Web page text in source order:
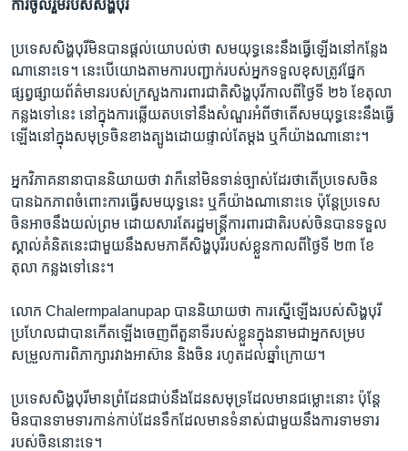
ការ​ចូលរួម​របស់​សិង្ហបុរី
ប្រទេស​សិង្ហបុរី​មិន​បាន​ផ្តល់​យោបល់​ថា សមយុទ្ធ​នេះ​នឹង​ធ្វើ​ឡើង​នៅ​កន្លែង​
ណា​នោះ​ទេ។ នេះ​បើ​យោង​តាម​ការ​បញ្ជាក់​របស់​អ្នក​ទទួល​ខុស​ត្រូវ​ផ្នែក​
ផ្សព្វផ្សាយ​ព័ត៌មាន​របស់​ក្រសួង​ការពារ​ជាតិ​សិង្ហបុរី​កាល​ពី​ថ្ងៃទី ២៦ ខែតុលា
កន្លង​ទៅ​នេះ នៅ​ក្នុង​ការ​ឆ្លើយតប​ទៅ​នឹង​សំណួរ​អំពី​ថា​តើ​សមយុទ្ធ​នេះ​នឹង​ធ្វើ​
ឡើង​នៅ​ក្នុង​សមុទ្រ​ចិន​ខាង​ត្បូង​ដោយ​ផ្ទាល់​តែ​ម្តង ឬ​ក៏​យ៉ាង​ណា​នោះ។
អ្នក​វិភាគ​នានា​បាន​និយាយ​ថា វា​ក៏​នៅ​មិន​ទាន់​ច្បាស់​ដែរ​ថា​តើ​ប្រទេស​ចិន​
បាន​ឯកភាព​ចំពោះ​ការ​ធ្វើ​សមយុទ្ធ​នេះ ឬ​ក៏​យ៉ាង​ណា​នោះ​ទេ ប៉ុន្តែ​ប្រទេស​
ចិន​អាច​នឹង​យល់​ព្រម ដោយសារ​តែ​រដ្ឋមន្ត្រី​ការពារ​ជាតិ​របស់​ចិន​បាន​ទទួល​
ស្គាល់​គំនិត​នេះ​ជាមួយ​នឹង​សមភាគី​សិង្ហបុរី​របស់​ខ្លួន​កាលពី​ថ្ងៃទី ២៣ ខែ​
តុលា កន្លង​ទៅ​នេះ។
លោក Chalermpalanupap បាន​និយាយ​ថា ការ​ស្នើ​ឡើង​របស់​សិង្ហបុរី​
ប្រហែល​ជា​បាន​កើត​ឡើង​ចេញ​ពី​តួនាទី​របស់​ខ្លួន​ក្នុង​នាម​ជា​អ្នក​សម្រប
សម្រួល​ការ​ពិភាក្សា​រវាង​អាស៊ាន និង​ចិន រហូត​ដល់​ឆ្នាំ​ក្រោយ។
ប្រទេស​សិង្ហបុរី​មាន​ព្រំដែន​ជាប់​នឹង​ដែន​សមុទ្រ​ដែល​មាន​ជម្លោះ​នោះ ប៉ុន្តែ​
មិន​បាន​ទាមទារ​កាន់កាប់​ដែន​ទឹក​ដែល​មាន​ទំនាស់​ជាមួយ​នឹង​ការ​ទាមទារ​
របស់​ចិន​នោះ​ទេ។